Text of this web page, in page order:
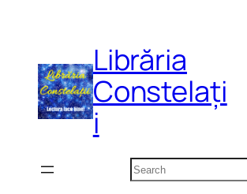
Librăria
Constelați
i
Search